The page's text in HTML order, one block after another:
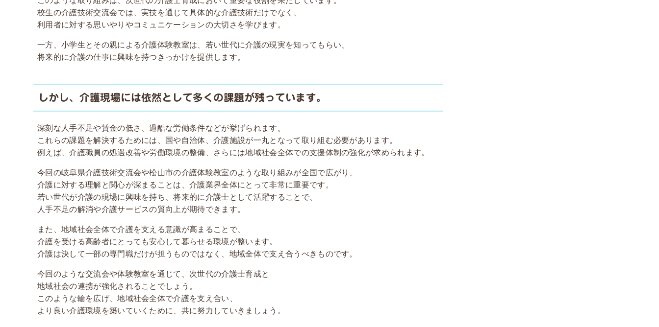
校生の介護技術交流会では、実技を通じて具体的な介護技術だけでなく、
利用者に対する思いやりやコミュニケーションの大切さを学びます。
一方、小学生とその親による介護体験教室は、若い世代に介護の現実を知ってもらい、
将来的に介護の仕事に興味を持つきっかけを提供します。
しかし、介護現場には依然として多くの課題が残っています。
深刻な人手不足や賃金の低さ、過酷な労働条件などが挙げられます。
これらの課題を解決するためには、国や自治体、介護施設が一丸となって取り組む必要があります。
例えば、介護職員の処遇改善や労働環境の整備、さらには地域社会全体での支援体制の強化が求められます。
今回の岐阜県介護技術交流会や松山市の介護体験教室のような取り組みが全国で広がり、
介護に対する理解と関心が深まることは、介護業界全体にとって非常に重要です。
若い世代が介護の現場に興味を持ち、将来的に介護士として活躍することで、
人手不足の解消や介護サービスの質向上が期待できます。
また、地域社会全体で介護を支える意識が高まることで、
介護を受ける高齢者にとっても安心して暮らせる環境が整います。
介護は決して一部の専門職だけが担うものではなく、地域全体で支え合うべきものです。
今回のような交流会や体験教室を通じて、次世代の介護士育成と
地域社会の連携が強化されることでしょう。
このような輪を広げ、地域社会全体で介護を支え合い、
より良い介護環境を築いていくために、共に努力していきましょう。